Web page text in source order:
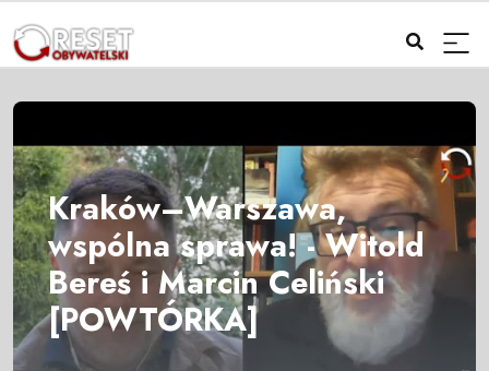
Kraków–Warszawa,
wspólna sprawa! - Witold
Bereś i Marcin Celiński
[POWTÓRKA]